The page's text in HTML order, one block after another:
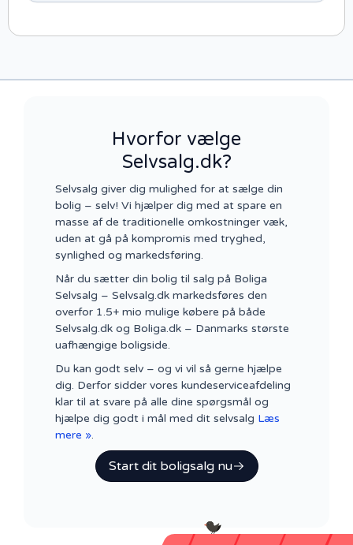
Hvorfor vælge
Selvsalg.dk?
Selvsalg giver dig mulighed for at sælge din
bolig – selv! Vi hjælper dig med at spare en
masse af de traditionelle omkostninger væk,
uden at gå på kompromis med tryghed,
synlighed og markedsføring.
Når du sætter din bolig til salg på Boliga
Selvsalg – Selvsalg.dk markedsføres den
overfor 1.5+ mio mulige købere på både
Selvsalg.dk og Boliga.dk – Danmarks største
uafhængige boligside.
Du kan godt selv – og vi vil så gerne hjælpe
dig. Derfor sidder vores kundeserviceafdeling
klar til at svare på alle dine spørgsmål og
hjælpe dig godt i mål med dit selvsalg Læs
mere ».
Start dit boligsalg nu